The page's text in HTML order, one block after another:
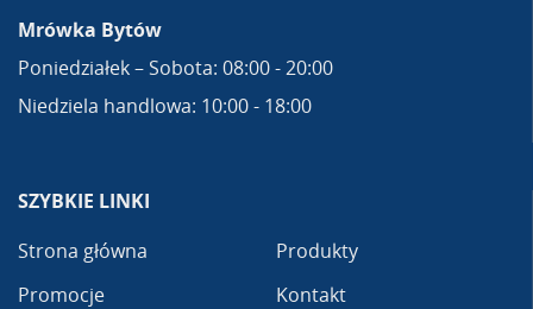
Mrówka Bytów
Poniedziałek – Sobota: 08:00 - 20:00
Niedziela handlowa: 10:00 - 18:00
SZYBKIE LINKI
Strona główna
Promocje
Produkty
Kontakt